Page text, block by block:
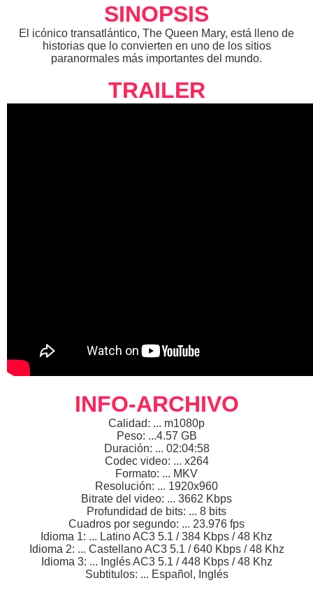
SINOPSIS
El icónico transatlántico, The Queen Mary, está lleno de
historias que lo convierten en uno de los sitios
paranormales más importantes del mundo.
TRAILER
INFO-ARCHIVO
Calidad: ... m1080p
Peso: ...4.57 GB
Duración: ... 02:04:58
Codec video: ... x264
Formato: ... MKV
Resolución: ... 1920x960
Bitrate del video: ... 3662 Kbps
Profundidad de bits: ... 8 bits
Cuadros por segundo: ... 23.976 fps
Idioma 1: ... Latino AC3 5.1 / 384 Kbps / 48 Khz
Idioma 2: ... Castellano AC3 5.1 / 640 Kbps / 48 Khz
Idioma 3: ... Inglés AC3 5.1 / 448 Kbps / 48 Khz
Subtitulos: ... Español, Inglés